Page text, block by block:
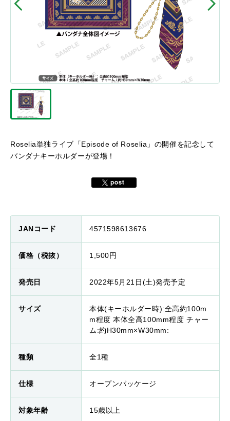
Roselia単独ライブ「Episode of Roselia」の開催を記念して
バンダナキーホルダーが登場！
JANコード 4571598613676
価格（税抜） 1,500円
発売日 2022年5月21日(土)発売予定
サイズ
本体(キーホルダー時):全高約100m
m程度 本体全高100mm程度 チャー
ム:約H30mm×W30mm:
種類 全1種
仕様 オープンパッケージ
対象年齢 15歳以上